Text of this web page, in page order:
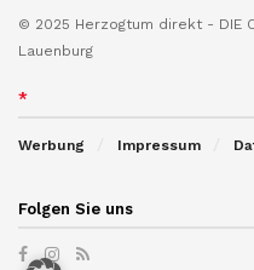
© 2025 Herzogtum direkt - DIE
Lauenburg
*
Werbung Impressum
Folgen Sie uns